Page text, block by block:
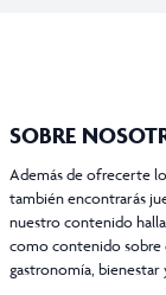
SOBRE
Además de ofrecerte
también encontrarás
nuestro contenido
como contenido sobre
gastronomía, bienestar